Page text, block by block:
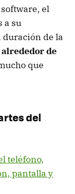
el
a su
de la
de
que
del
teléfono,
pantalla y